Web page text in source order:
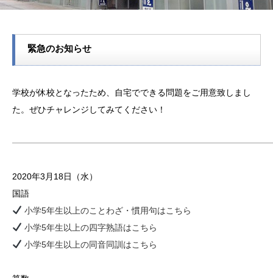
緊急のお知らせ
学校が休校となったため、自宅でできる問題をご用意致しまし
た。ぜひチャレンジしてみてください！
2020年3月18日（水）
国語
小学5年生以上のことわざ・慣用句はこちら
小学5年生以上の四字熟語はこちら
小学5年生以上の同音同訓はこちら